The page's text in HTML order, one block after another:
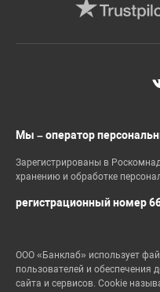
Мы – оператор
Зарегистрированы в
хранению и обработке
регистрационный номер
ООО «Банклаб» использует
пользователей и обеспечения
сайта и сервисов. Cookie